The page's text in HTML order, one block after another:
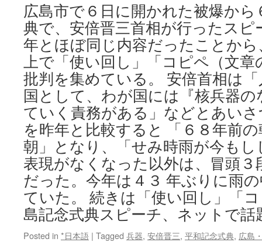
広島市で６日に開かれた被爆から
典で、安倍晋三首相が行ったスピ
年とほぼ同じ内容だったことか
上で「使い回し」「コピペ（文
批判を集めている。 安倍首相は
国として、わが国には『核兵器
ていく責務がある」などとあい
を昨年と比較すると 「６８年前
朝」となり、「せみ時雨が今も
表現がなくなった以外は、冒頭３
だった。今年は４３ 年ぶりに雨
ていた。 続きは「使い回し」「
島記念式典スピーチ、ネットで話
Posted in *日本語 | Tagged 兵器, 安倍晋三, 平和記念式典, 広島